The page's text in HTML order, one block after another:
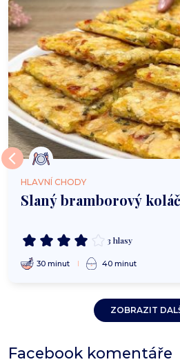
HLAVNÍ CHODY
Slaný bramborový
3 hlasy
30 minut 40 minut
ZOBRAZIT
Facebook komentáře